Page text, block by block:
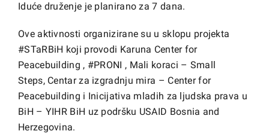
Iduće druženje je planirano za 7 dana.
Ove aktivnosti organizirane su u sklopu projekta
#STaRBiH koji provodi Karuna Center for
Peacebuilding , #PRONI , Mali koraci – Small
Steps, Centar za izgradnju mira – Center for
Peacebuilding i Inicijativa mladih za ljudska prava u
BiH – YIHR BiH uz podršku USAID Bosnia and
Herzegovina.